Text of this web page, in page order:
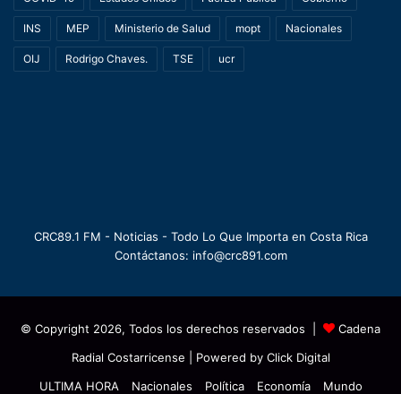
INS MEP Ministerio de Salud mopt Nacionales
OIJ Rodrigo Chaves. TSE ucr
CRC89.1 FM - Noticias - Todo Lo Que Importa en Costa Rica
Contáctanos: info@crc891.com
© Copyright 2026, Todos los derechos reservados |
Cadena
Radial Costarricense | Powered by Click Digital
ULTIMA HORA
Nacionales Política Economía Mundo